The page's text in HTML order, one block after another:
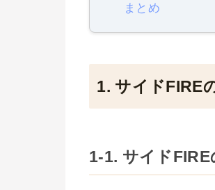
まとめ
1. サイドFIRE
1-1. サイドFIRE